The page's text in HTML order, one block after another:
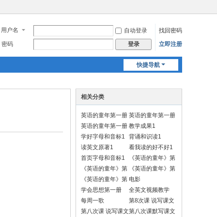
用户名 自动登录
找回密码
密码
登录 立即注册
快捷导航
相关分类
英语的童年第一册
1
英语的童年第一册
1
英语的童年第一册
默写视频
教学成果1
学好字母和音标1
背诵和识读1
读英文原著1
看我读的好不好1
首页字母和音标1
《英语的童年》第
一册学习动作
《英语的童年》第
一册做动作背诵
《英语的童年》第
二册学习动作
《英语的童年》第
二册做动作背诵
电影
学会思想第一册
全英文视频教学
每周一歌
第8次课 说写课文
A
第八次课 说写课文第八次课默写课文